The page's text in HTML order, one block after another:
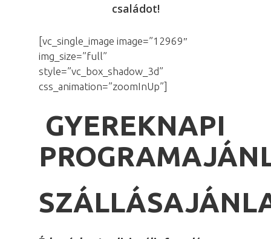
családot!
[vc_single_image image=”12969″
img_size=”full”
style=”vc_box_shadow_3d”
css_animation=”zoomInUp”]
GYEREKNAPI